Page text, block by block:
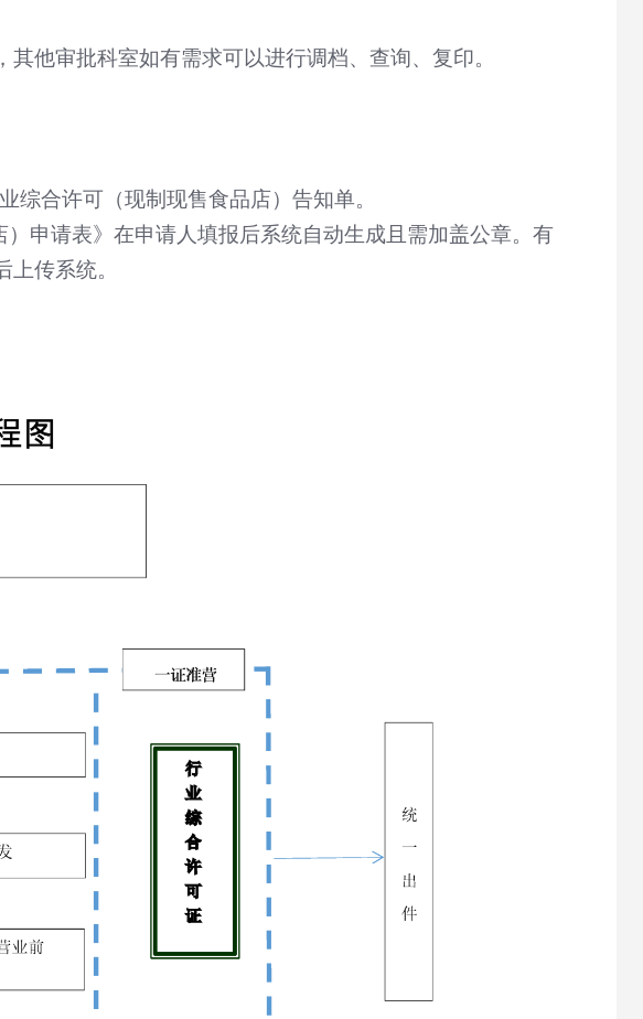
他审批科室如有需求可以进行调档、查询、复印。
综合许可（现制现售食品店）告知单。
申请表》在申请人填报后系统自动生成且需加盖公章。有
传系统。